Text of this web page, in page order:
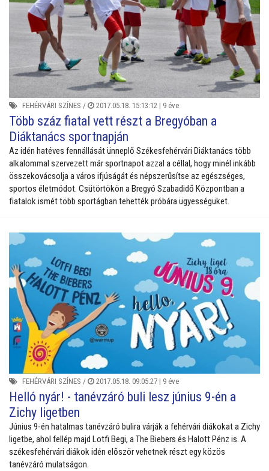
FEHÉRVÁRI SZÍNES / 2017.05.18. 15:13:12 | 9 éve
Több száz fiatal vett részt a Bregyóban a
Diáktanács sportnapján
Az idén hatéves fennállását ünneplő Székesfehérvári Diáktanács több
alkalommal szervezett már sportnapot azzal a céllal, hogy minél inkább
összekovácsolja a város ifjúságát és népszerűsítse az egészséges,
sportos életmódot. Csütörtökön a Bregyó Szabadidő Központban a
fiatalok ismét több sportágban tehették próbára ügyességüket.
FEHÉRVÁRI SZÍNES / 2017.05.18. 09:05:27 | 9 éve
Helló nyár! - tanévzáró buli lesz június 9-én a
Zichy ligetben
Június 9-én hatalmas tanévzáró bulira várják a fehérvári diákokat a Zichy
ligetbe, ahol fellép majd Lotfi Begi, a The Biebers és Halott Pénz is. A
székesfehérvári diákok idén először vehetnek részt egy közös
tanévzáró mulatságon.